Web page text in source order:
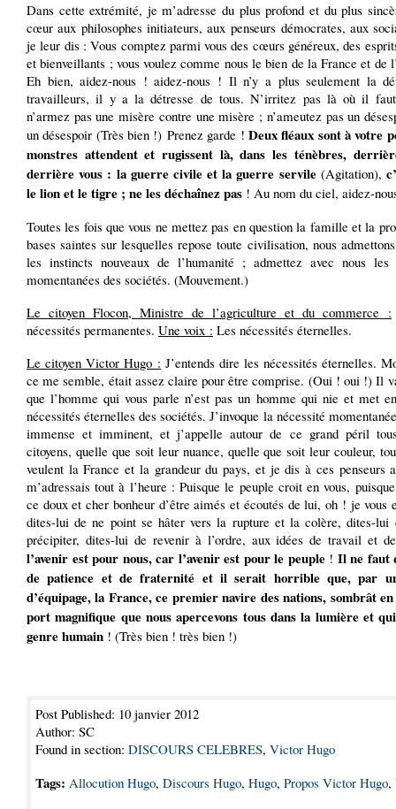
Dans cette extrémité, je m’adresse du plus profond et du plus
cœur aux philosophes initiateurs, aux penseurs démocrates, aux
je leur dis : Vous comptez parmi vous des cœurs généreux, des
et bienveillants ; vous voulez comme nous le bien de la France et de
Eh bien, aidez-nous ! aidez-nous ! Il n’y a plus seulement la
travailleurs, il y a la détresse de tous. N’irritez pas là où il
n’armez pas une misère contre une misère ; n’ameutez pas un
un désespoir (Très bien !) Prenez garde ! Deux fléaux sont à votre
monstres attendent et rugissent là, dans les ténèbres,
derrière vous : la guerre civile et la guerre servile(Agitation),
le lion et le tigre ; ne les déchaînez pas ! Au nom du ciel, aidez-
Toutes les fois que vous ne mettez pas en question la famille et la
bases saintes sur lesquelles repose toute civilisation, nous
les instincts nouveaux de l’humanité ; admettez avec nous les
momentanées des sociétés. (Mouvement.)
Le citoyen Flocon, Ministre de l’agriculture et du commerce :
nécessités permanentes. Une voix : Les nécessités éternelles.
Le citoyen Victor Hugo : J’entends dire les nécessités éternelles.
ce me semble, était assez claire pour être comprise. (Oui ! oui !) Il
que l’homme qui vous parle n’est pas un homme qui nie et met
nécessités éternelles des sociétés. J’invoque la nécessité
immense et imminent, et j’appelle autour de ce grand péril
citoyens, quelle que soit leur nuance, quelle que soit leur couleur,
veulent la France et la grandeur du pays, et je dis à ces penseurs
m’adressais tout à l’heure : Puisque le peuple croit en vous,
ce doux et cher bonheur d’être aimés et écoutés de lui, oh ! je vous
dites-lui de ne point se hâter vers la rupture et la colère, dites-lui
précipiter, dites-lui de revenir à l’ordre, aux idées de travail et
l’avenir est pour nous, car l’avenir est pour le peuple! Il ne faut
de patience et de fraternité et il serait horrible que, par
d’équipage, la France, ce premier navire des nations, sombrât
port magnifique que nous apercevons tous dans la lumière et
genre humain ! (Très bien ! très bien !)
Post Published: 10 janvier 2012
Author: SC
Found in section: DISCOURS CELEBRES, Victor Hugo
Tags: Allocution Hugo, Discours Hugo, Hugo, Propos Victor Hugo,